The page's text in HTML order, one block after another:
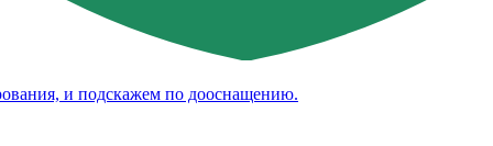
и подскажем по дооснащению.